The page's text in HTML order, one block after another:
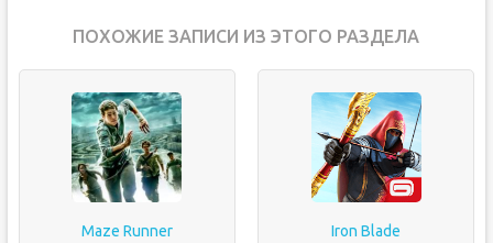
ПОХОЖИЕ ЗАПИСИ ИЗ ЭТОГО РАЗДЕЛА
Maze Runner Iron Blade